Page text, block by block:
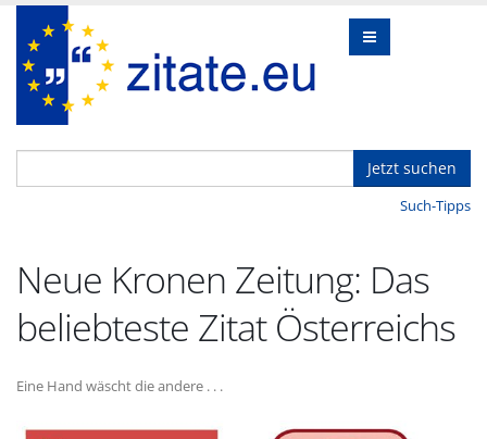
Jetzt suchen
Such-Tipps
Neue Kronen Zeitung: Das
beliebteste Zitat Österreichs
Eine Hand wäscht die andere . . .